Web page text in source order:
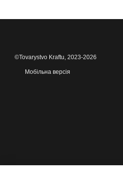
©Tovarystvo Kraftu, 2023-2026
Мобільна версія